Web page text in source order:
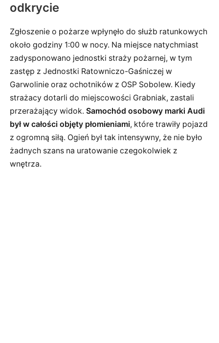
odkrycie
Zgłoszenie o pożarze wpłynęło do służb ratunkowych
około godziny 1:00 w nocy. Na miejsce natychmiast
zadysponowano jednostki straży pożarnej, w tym
zastęp z Jednostki Ratowniczo-Gaśniczej w
Garwolinie oraz ochotników z OSP Sobolew. Kiedy
strażacy dotarli do miejscowości Grabniak, zastali
przerażający widok. Samochód osobowy marki Audi
był w całości objęty płomieniami, które trawiły pojazd
z ogromną siłą. Ogień był tak intensywny, że nie było
żadnych szans na uratowanie czegokolwiek z
wnętrza.